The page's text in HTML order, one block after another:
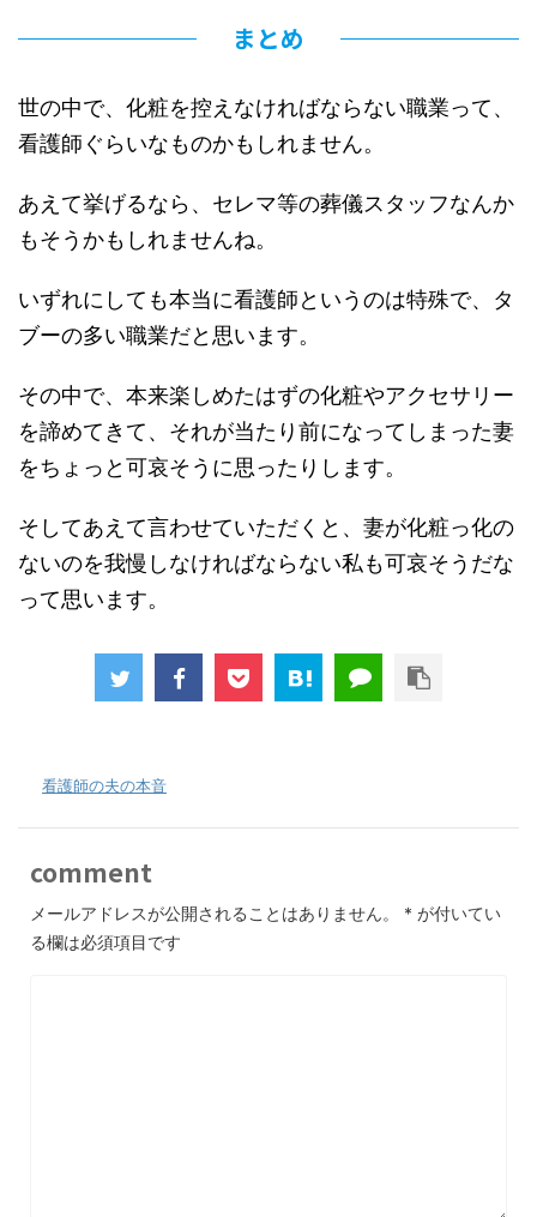
まとめ
世の中で、化粧を控えなければならない職業って、
看護師ぐらいなものかもしれません。
あえて挙げるなら、セレマ等の葬儀スタッフなんか
もそうかもしれませんね。
いずれにしても本当に看護師というのは特殊で、タ
ブーの多い職業だと思います。
その中で、本来楽しめたはずの化粧やアクセサリー
を諦めてきて、それが当たり前になってしまった妻
をちょっと可哀そうに思ったりします。
そしてあえて言わせていただくと、妻が化粧っ化の
ないのを我慢しなければならない私も可哀そうだな
って思います。
看護師の夫の本音
comment
メールアドレスが公開されることはありません。 * が付いてい
る欄は必須項目です